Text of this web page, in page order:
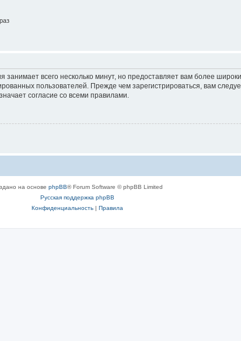
всего несколько минут, но предоставляет вам более
пользователей. Прежде чем зарегистрироваться, вам
согласие со всеми правилами.
на основе phpBB® Forum Software © phpBB Limited
Русская поддержка phpBB
Конфиденциальность| Правила